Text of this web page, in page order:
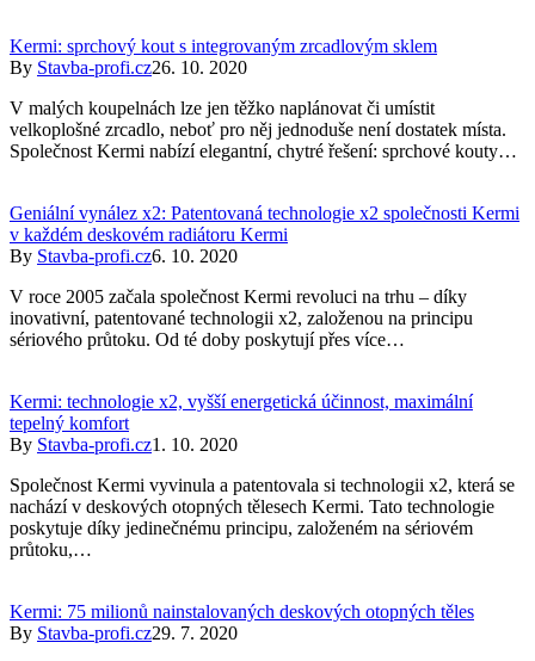
Kermi: sprchový kout s integrovaným zrcadlovým sklem
By Stavba-profi.cz26. 10. 2020
V malých koupelnách lze jen těžko naplánovat či umístit
velkoplošné zrcadlo, neboť pro něj jednoduše není dostatek místa.
Společnost Kermi nabízí elegantní, chytré řešení: sprchové kouty…
Geniální vynález x2: Patentovaná technologie x2 společnosti Kermi
v každém deskovém radiátoru Kermi
By Stavba-profi.cz6. 10. 2020
V roce 2005 začala společnost Kermi revoluci na trhu – díky
inovativní, patentované technologii x2, založenou na principu
sériového průtoku. Od té doby poskytují přes více…
Kermi: technologie x2, vyšší energetická účinnost, maximální
tepelný komfort
By Stavba-profi.cz1. 10. 2020
Společnost Kermi vyvinula a patentovala si technologii x2, která se
nachází v deskových otopných tělesech Kermi. Tato technologie
poskytuje díky jedinečnému principu, založeném na sériovém
průtoku,…
Kermi: 75 milionů nainstalovaných deskových otopných těles
By Stavba-profi.cz29. 7. 2020